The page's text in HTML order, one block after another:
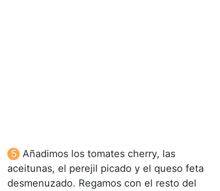
Añadimos los tomates cherry, las
aceitunas, el perejil picado y el queso feta
desmenuzado. Regamos con el resto del